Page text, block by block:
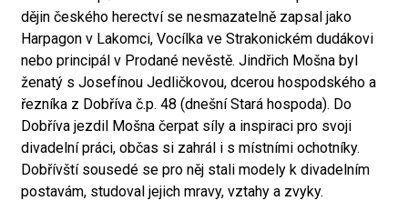
dějin českého herectví se nesmazatelně zapsal jako
Harpagon v Lakomci, Vocílka ve Strakonickém dudákovi
nebo principál v Prodané nevěstě. Jindřich Mošna byl
ženatý s Josefínou Jedličkovou, dcerou hospodského a
řezníka z Dobříva č.p. 48 (dnešní Stará hospoda). Do
Dobříva jezdil Mošna čerpat síly a inspiraci pro svoji
divadelní práci, občas si zahrál i s místními ochotníky.
Dobřívští sousedé se pro něj stali modely k divadelním
postavám, studoval jejich mravy, vztahy a zvyky.